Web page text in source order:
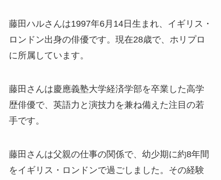
藤田ハルさんは1997年6月14日生まれ、イギリス・
ロンドン出身の俳優です。現在28歳で、ホリプロ
に所属しています。
藤田さんは慶應義塾大学経済学部を卒業した高学
歴俳優で、英語力と演技力を兼ね備えた注目の若
手です。
藤田さんは父親の仕事の関係で、幼少期に約8年間
をイギリス・ロンドンで過ごしました。その経験